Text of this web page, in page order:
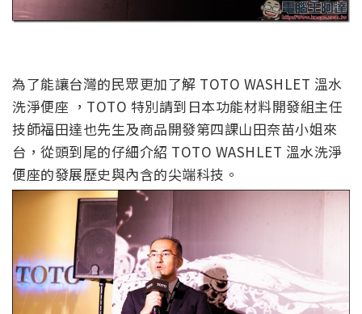
為了能讓台灣的民眾更加了解 TOTO WASHLET 溫水
洗淨便座 ，TOTO 特別請到日本功能材料開發組主任
技師福田達也先生及商品開發第四課山田奈苗小姐來
台，從頭到尾的仔細介紹 TOTO WASHLET 溫水洗淨
便座的發展歷史與內含的尖端科技。